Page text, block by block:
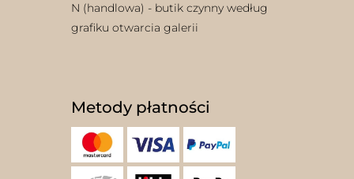
N (handlowa) - butik czynny według
grafiku otwarcia galerii
Metody płatności